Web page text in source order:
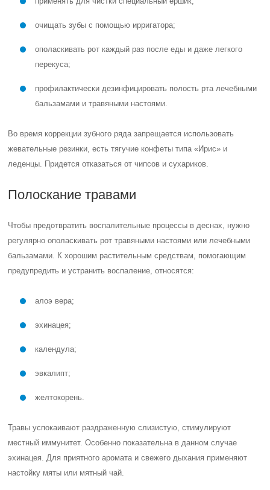
очищать зубы с помощью ирригатора;
ополаскивать рот каждый раз после еды и даже легкого
перекуса;
профилактически дезинфицировать полость рта лечебными
бальзамами и травяными настоями.
Во время коррекции зубного ряда запрещается использовать
жевательные резинки, есть тягучие конфеты типа «Ирис» и
леденцы. Придется отказаться от чипсов и сухариков.
Полоскание травами
Чтобы предотвратить воспалительные процессы в деснах, нужно
регулярно ополаскивать рот травяными настоями или лечебными
бальзамами. К хорошим растительным средствам, помогающим
предупредить и устранить воспаление, относятся:
алоэ вера;
эхинацея;
календула;
эвкалипт;
желтокорень.
Травы успокаивают раздраженную слизистую, стимулируют
местный иммунитет. Особенно показательна в данном случае
эхинацея. Для приятного аромата и свежего дыхания применяют
настойку мяты или мятный чай.